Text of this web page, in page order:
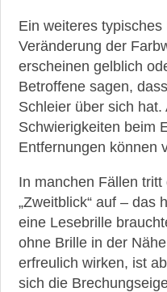
Ein weiteres
Veränderung der
erscheinen gelblich
Betroffene sagen,
Schleier über sich
Schwierigkeiten beim
Entfernungen können
In manchen Fällen
„Zweitblick“ auf – das
eine Lesebrille
ohne Brille in der
erfreulich wirken, ist
sich die